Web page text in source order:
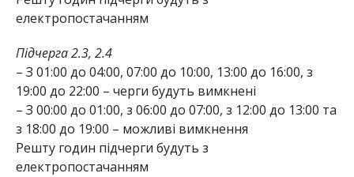
електропостачанням
Підчерга 2.3, 2.4
– З 01:00 до 04:00, 07:00 до 10:00, 13:00 до 16:00, з
19:00 до 22:00 – черги будуть вимкнені
– З 00:00 до 01:00, з 06:00 до 07:00, з 12:00 до 13:00 та
з 18:00 до 19:00 – можливі вимкнення
Решту годин підчерги будуть з
електропостачанням